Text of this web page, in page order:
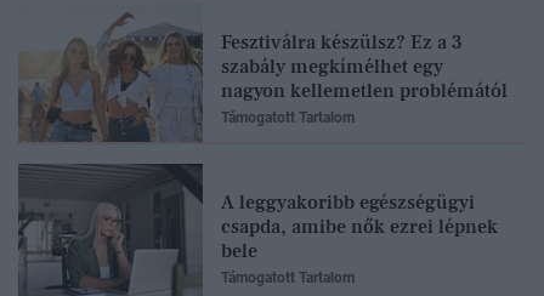
Fesztiválra készülsz? Ez a 3
szabály megkímélhet egy
nagyon kellemetlen problémától
Támogatott Tartalom
A leggyakoribb egészségügyi
csapda, amibe nők ezrei lépnek
bele
Támogatott Tartalom